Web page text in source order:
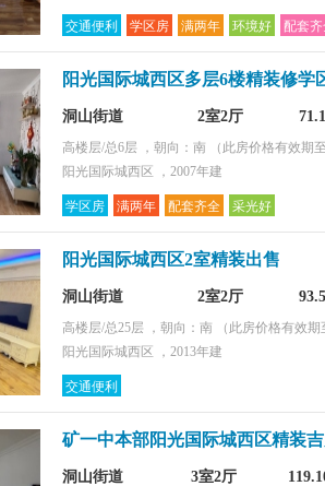
交通便利 学区房 满两年 环境好 配套
阳光国际城西区多层6楼精装修学
洞山街道 2室2厅
高楼层/总6层 ，朝向：南
（此房价格有效期
阳光国际城西区 ，2007年建
学区房 满两年 配套齐全 采光好
阳光国际城西区2室精装出售
洞山街道 2室2厅
高楼层/总25层 ，朝向：南
（此房价格有效
阳光国际城西区 ，2013年建
交通便利
矿一中本部阳光国际城西区精装
洞山街道 3室2厅